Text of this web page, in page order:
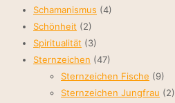
Schamanismus (4)
Schönheit (2)
Spiritualität (3)
Sternzeichen (47)
Sternzeichen Fische (9)
Sternzeichen Jungfrau (2)